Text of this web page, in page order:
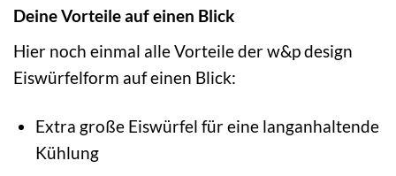
Deine Vorteile auf einen Blick
Hier noch einmal alle Vorteile der w&p design
Eiswürfelform auf einen Blick:
Extra große Eiswürfel für eine langanhaltende
Kühlung